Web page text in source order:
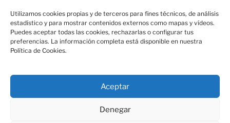
Utilizamos cookies propias y de terceros para fines técnicos, de análisis
estadístico y para mostrar contenidos externos como mapas y vídeos.
Puedes aceptar todas las cookies, rechazarlas o configurar tus
preferencias. La información completa está disponible en nuestra
Política de Cookies.
Aceptar
Denegar